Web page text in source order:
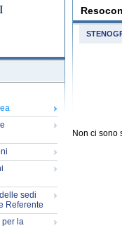
sedi
Referente
per la
Non ci sono